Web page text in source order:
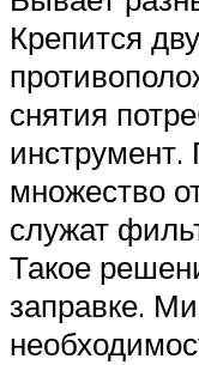
Крепится
снятия
множество
служат
Такое
заправке.